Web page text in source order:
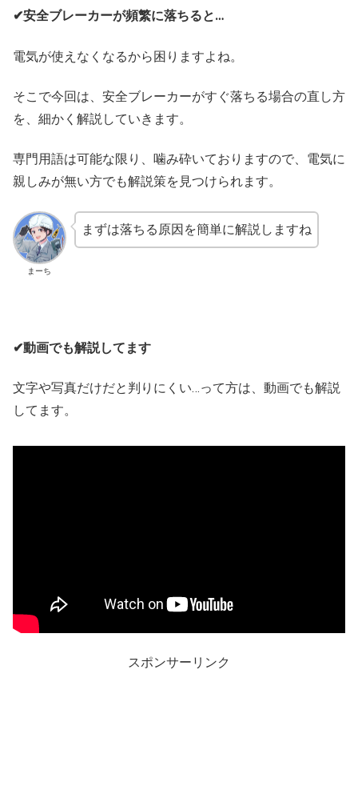
✔安全ブレーカーが頻繁に落ちると…
電気が使えなくなるから困りますよね。
そこで今回は、安全ブレーカーがすぐ落ちる場合の直し方
を、細かく解説していきます。
専門用語は可能な限り、噛み砕いておりますので、電気に
親しみが無い方でも解説策を見つけられます。
まーち
まずは落ちる原因を簡単に解説しますね
✔動画でも解説してます
文字や写真だけだと判りにくい…って方は、動画でも解説
してます。
スポンサーリンク